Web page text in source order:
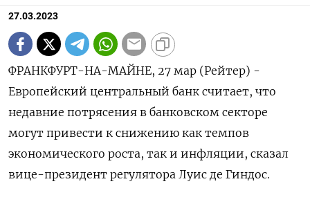
27.03.2023
ФРАНКФУРТ-НА-МАЙНЕ, 27 мар (Рейтер) -
Европейский центральный банк считает, что
недавние потрясения в банковском секторе
могут привести к снижению как темпов
экономического роста, так и инфляции, сказал
вице-президент регулятора Луис де Гиндос.